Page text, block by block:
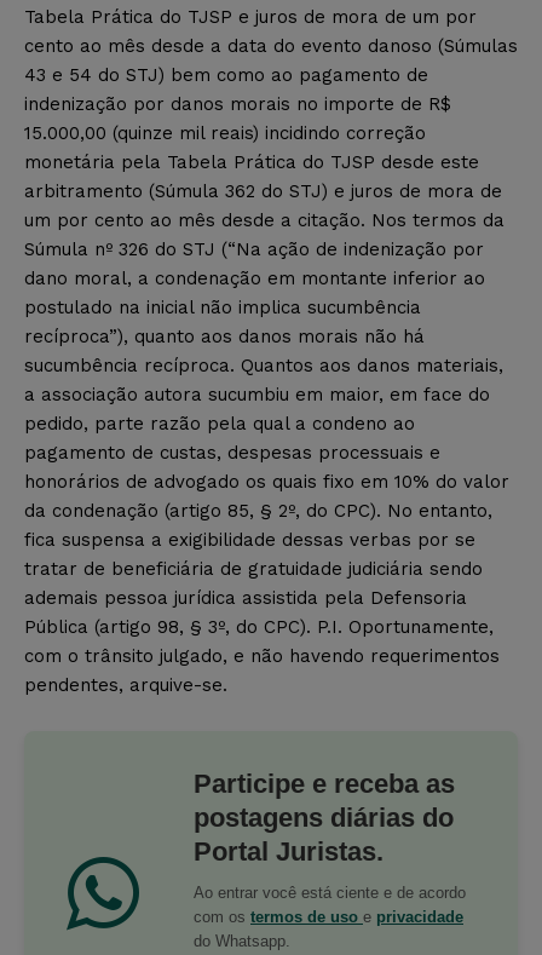
Tabela Prática do TJSP e juros de mora de um por
cento ao mês desde a data do evento danoso (Súmulas
43 e 54 do STJ) bem como ao pagamento de
indenização por danos morais no importe de R$
15.000,00 (quinze mil reais) incidindo correção
monetária pela Tabela Prática do TJSP desde este
arbitramento (Súmula 362 do STJ) e juros de mora de
um por cento ao mês desde a citação. Nos termos da
Súmula nº 326 do STJ (“Na ação de indenização por
dano moral, a condenação em montante inferior ao
postulado na inicial não implica sucumbência
recíproca”), quanto aos danos morais não há
sucumbência recíproca. Quantos aos danos materiais,
a associação autora sucumbiu em maior, em face do
pedido, parte razão pela qual a condeno ao
pagamento de custas, despesas processuais e
honorários de advogado os quais fixo em 10% do valor
da condenação (artigo 85, § 2º, do CPC). No entanto,
fica suspensa a exigibilidade dessas verbas por se
tratar de beneficiária de gratuidade judiciária sendo
ademais pessoa jurídica assistida pela Defensoria
Pública (artigo 98, § 3º, do CPC). P.I. Oportunamente,
com o trânsito julgado, e não havendo requerimentos
pendentes, arquive-se.
Participe e receba as
postagens diárias do
Portal Juristas.
Ao entrar você está ciente e de acordo
com os termos de uso e privacidade
do Whatsapp.